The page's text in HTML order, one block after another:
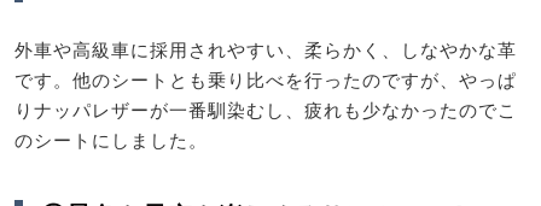
外車や高級車に採用されやすい、柔らかく、しなやかな革
です。他のシートとも乗り比べを行ったのですが、やっぱ
りナッパレザーが一番馴染むし、疲れも少なかったのでこ
のシートにしました。